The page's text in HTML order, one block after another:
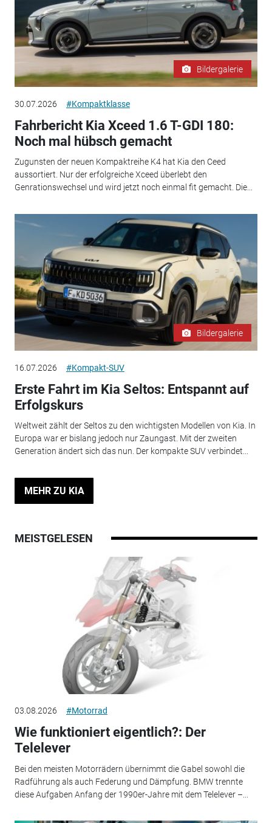
Bildergalerie
30.07.2026 #Kompaktklasse
Fahrbericht Kia Xceed 1.6 T-GDI 180:
Noch mal hübsch gemacht
Zugunsten der neuen Kompaktreihe K4 hat Kia den Ceed
aussortiert. Nur der erfolgreiche Xceed überlebt den
Genrationswechsel und wird jetzt noch einmal fit gemacht. Die...
Bildergalerie
16.07.2026 #Kompakt-SUV
Erste Fahrt im Kia Seltos: Entspannt auf
Erfolgskurs
Weltweit zählt der Seltos zu den wichtigsten Modellen von Kia. In
Europa war er bislang jedoch nur Zaungast. Mit der zweiten
Generation ändert sich das nun. Der kompakte SUV verbindet...
MEHR ZU KIA
MEISTGELESEN
03.08.2026 #Motorrad
Wie funktioniert eigentlich?: Der
Telelever
Bei den meisten Motorrädern übernimmt die Gabel sowohl die
Radführung als auch Federung und Dämpfung. BMW trennte
diese Aufgaben Anfang der 1990er-Jahre mit dem Telelever –...